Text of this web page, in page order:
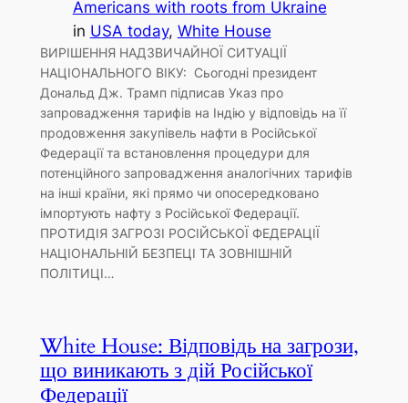
Americans with roots from Ukraine
in USA today, White House
ВИРІШЕННЯ НАДЗВИЧАЙНОЇ СИТУАЦІЇ
НАЦІОНАЛЬНОГО ВІКУ: Сьогодні президент
Дональд Дж. Трамп підписав Указ про
запровадження тарифів на Індію у відповідь на її
продовження закупівель нафти в Російської
Федерації та встановлення процедури для
потенційного запровадження аналогічних тарифів
на інші країни, які прямо чи опосередковано
імпортують нафту з Російської Федерації.
ПРОТИДІЯ ЗАГРОЗІ РОСІЙСЬКОЇ ФЕДЕРАЦІЇ
НАЦІОНАЛЬНІЙ БЕЗПЕЦІ ТА ЗОВНІШНІЙ
ПОЛІТИЦІ…
White House: Відповідь на загрози,
що виникають з дій Російської
Федерації